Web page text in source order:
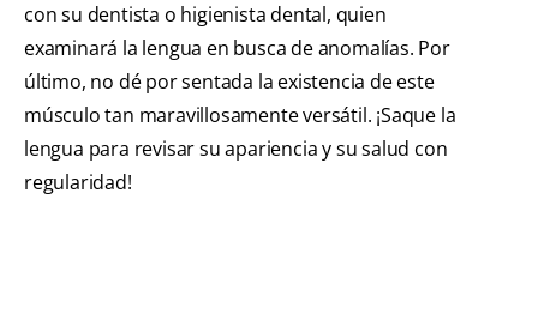
con su dentista o higienista dental, quien
examinará la lengua en busca de anomalías. Por
último, no dé por sentada la existencia de este
músculo tan maravillosamente versátil. ¡Saque la
lengua para revisar su apariencia y su salud con
regularidad!